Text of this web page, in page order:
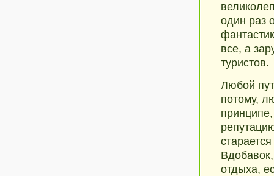
один раз
все, а
туристов.
Любой
потому,
отдыха,